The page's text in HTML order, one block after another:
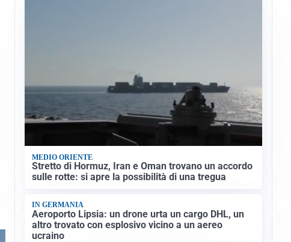
MEDIO ORIENTE
Stretto di Hormuz, Iran e Oman trovano un accordo
sulle rotte: si apre la possibilità di una tregua
IN GERMANIA
Aeroporto Lipsia: un drone urta un cargo DHL, un
altro trovato con esplosivo vicino a un aereo
ucraino